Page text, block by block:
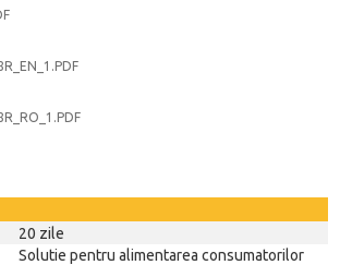
20 zile
Solutie pentru alimentarea consumatorilor